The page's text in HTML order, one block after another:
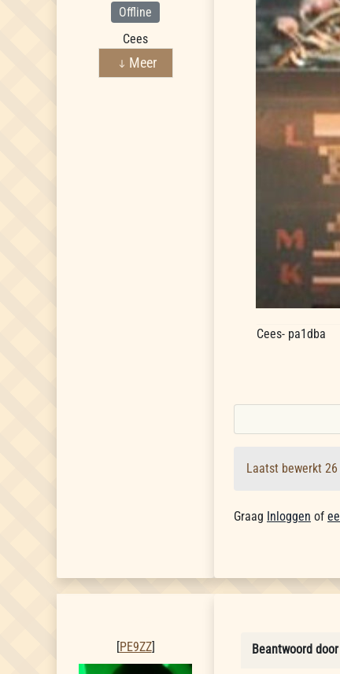
Offline
Cees
Meer
Cees- pa1dba
Laatst bewerkt
Graag Inloggen of
[PE9ZZ] Beantwoord door